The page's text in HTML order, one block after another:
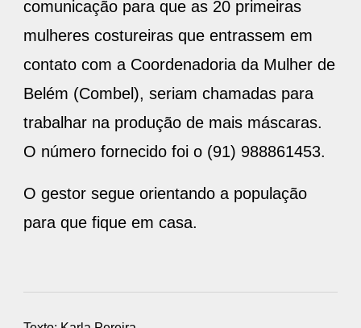
comunicação para que as 20 primeiras
mulheres costureiras que entrassem em
contato com a Coordenadoria da Mulher de
Belém (Combel), seriam chamadas para
trabalhar na produção de mais máscaras.
O número fornecido foi o (91) 988861453.
O gestor segue orientando a população
para que fique em casa.